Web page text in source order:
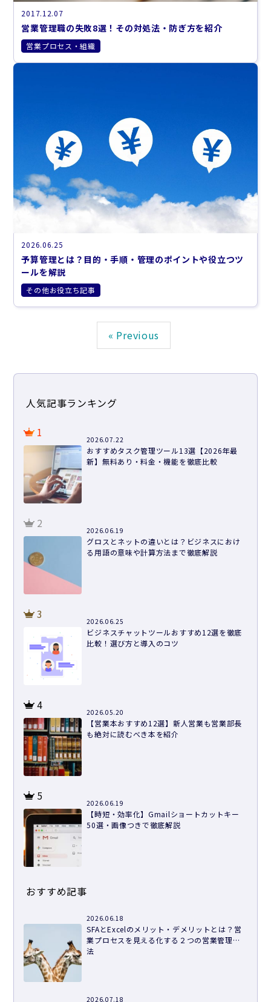
2017.12.07
営業管理職の失敗8選！その対処法・防ぎ方を紹介
営業プロセス・組織
2026.06.25
予算管理とは？目的・手順・管理のポイントや役立つツ
ールを解説
その他お役立ち記事
« Previous
人気記事ランキング
1
2026.07.22
おすすめタスク管理ツール13選【2026年最
新】無料あり・料金・機能を徹底比較
2
2026.06.19
グロスとネットの違いとは？ビジネスにおけ
る用語の意味や計算方法まで徹底解説
3
2026.06.25
ビジネスチャットツールおすすめ12選を徹底
比較！選び方と導入のコツ
4
2026.05.20
【営業本おすすめ12選】新人営業も営業部長
も絶対に読むべき本を紹介
5
2026.06.19
【時短・効率化】Gmailショートカットキー
50選・画像つきで徹底解説
おすすめ記事
2026.06.18
SFAとExcelのメリット・デメリットとは？営
業プロセスを見える化する２つの営業管理方
法
2026.07.18